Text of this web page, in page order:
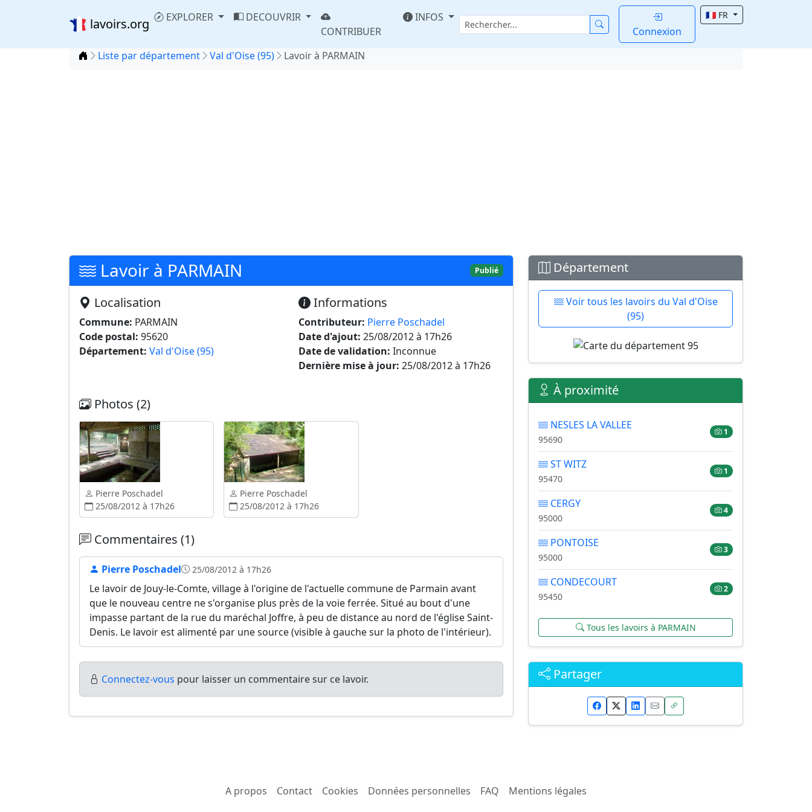
lavoirs.org EXPLORER
DECOUVRIR
CONTRIBUER
INFOS
Connexion
🇫🇷 FR
Accueil
Liste par département Val d'Oise (95) Lavoir à PARMAIN
Lavoir à PARMAIN Publié
Localisation
Commune: PARMAIN
Code postal: 95620
Département: Val d'Oise (95)
Informations
Contributeur: Pierre Poschadel
Date d'ajout: 25/08/2012 à 17h26
Date de validation: Inconnue
Dernière mise à jour: 25/08/2012 à 17h26
Photos (2)
Pierre Poschadel
25/08/2012 à 17h26
Pierre Poschadel
25/08/2012 à 17h26
Commentaires (1)
Pierre Poschadel 25/08/2012 à 17h26
Le lavoir de Jouy-le-Comte, village à l'origine de l'actuelle commune de Parmain avant
que le nouveau centre ne s'organise plus près de la voie ferrée. Situé au bout d'une
impasse partant de la rue du maréchal Joffre, à peu de distance au nord de l'église Saint-
Denis. Le lavoir est alimenté par une source (visible à gauche sur la photo de l'intérieur).
Connectez-vous pour laisser un commentaire sur ce lavoir.
Département
Voir tous les lavoirs du Val d'Oise
(95)
À proximité
NESLES LA VALLEE
95690
1
ST WITZ
95470
1
CERGY
95000
4
PONTOISE
95000
3
CONDECOURT
95450
2
Tous les lavoirs à PARMAIN
Partager
A propos Contact Cookies Données personnelles FAQ Mentions légales